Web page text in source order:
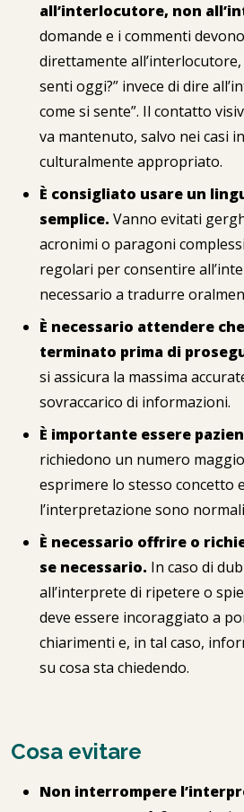
all’interlocutore, non
domande e i commenti
direttamente all’interlocutore,
senti oggi?” invece di dire
come si sente”. Il contatto
va mantenuto, salvo nei casi
culturalmente appropriato.
È consigliato usare un
semplice. Vanno evitati
acronimi o paragoni
regolari per consentire
necessario a tradurre
È necessario attendere
terminato prima di
si assicura la massima
sovraccarico di informazioni.
È importante essere
richiedono un numero
esprimere lo stesso concetto
l’interpretazione sono
È necessario offrire o
se necessario. In caso di
all’interprete di ripetere o
deve essere incoraggiato a
chiarimenti e, in tal caso,
su cosa sta chiedendo.
Cosa evitare
Non interrompere